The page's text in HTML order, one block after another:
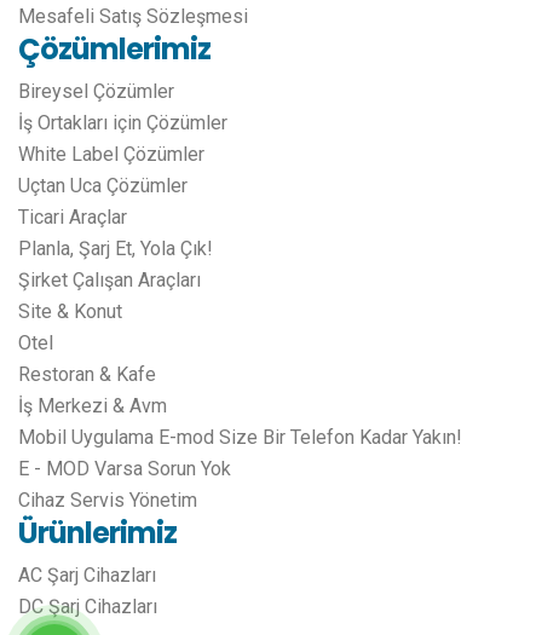
Mesafeli Satış Sözleşmesi
Çözümlerimiz
Bireysel Çözümler
İş Ortakları için Çözümler
White Label Çözümler
Uçtan Uca Çözümler
Ticari Araçlar
Planla, Şarj Et, Yola Çık!
Şirket Çalışan Araçları
Site & Konut
Otel
Restoran & Kafe
İş Merkezi & Avm
Mobil Uygulama E-mod Size Bir Telefon Kadar Yakın!
E - MOD Varsa Sorun Yok
Cihaz Servis Yönetim
Ürünlerimiz
AC Şarj Cihazları
DC Şarj Cihazları